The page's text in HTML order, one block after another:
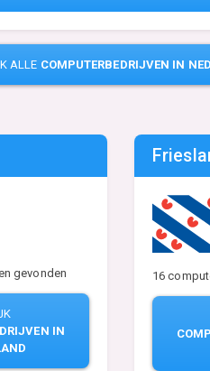
ALLE COMPUTERBEDRIJVEN IN
gevonden
IN
16